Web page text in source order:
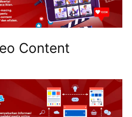
Content